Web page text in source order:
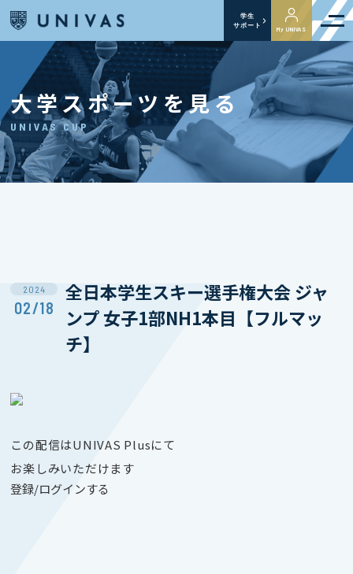
学生
サポート
My UNIVAS
大学スポーツを見る
UNIVAS CUP
2024
02/18
全日本学生スキー選手権大会 ジャ
ンプ 女子1部NH1本目【フルマッ
チ】
この配信はUNIVAS Plusにて
お楽しみいただけます
登録/ログインする